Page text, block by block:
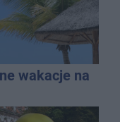
wakacje na